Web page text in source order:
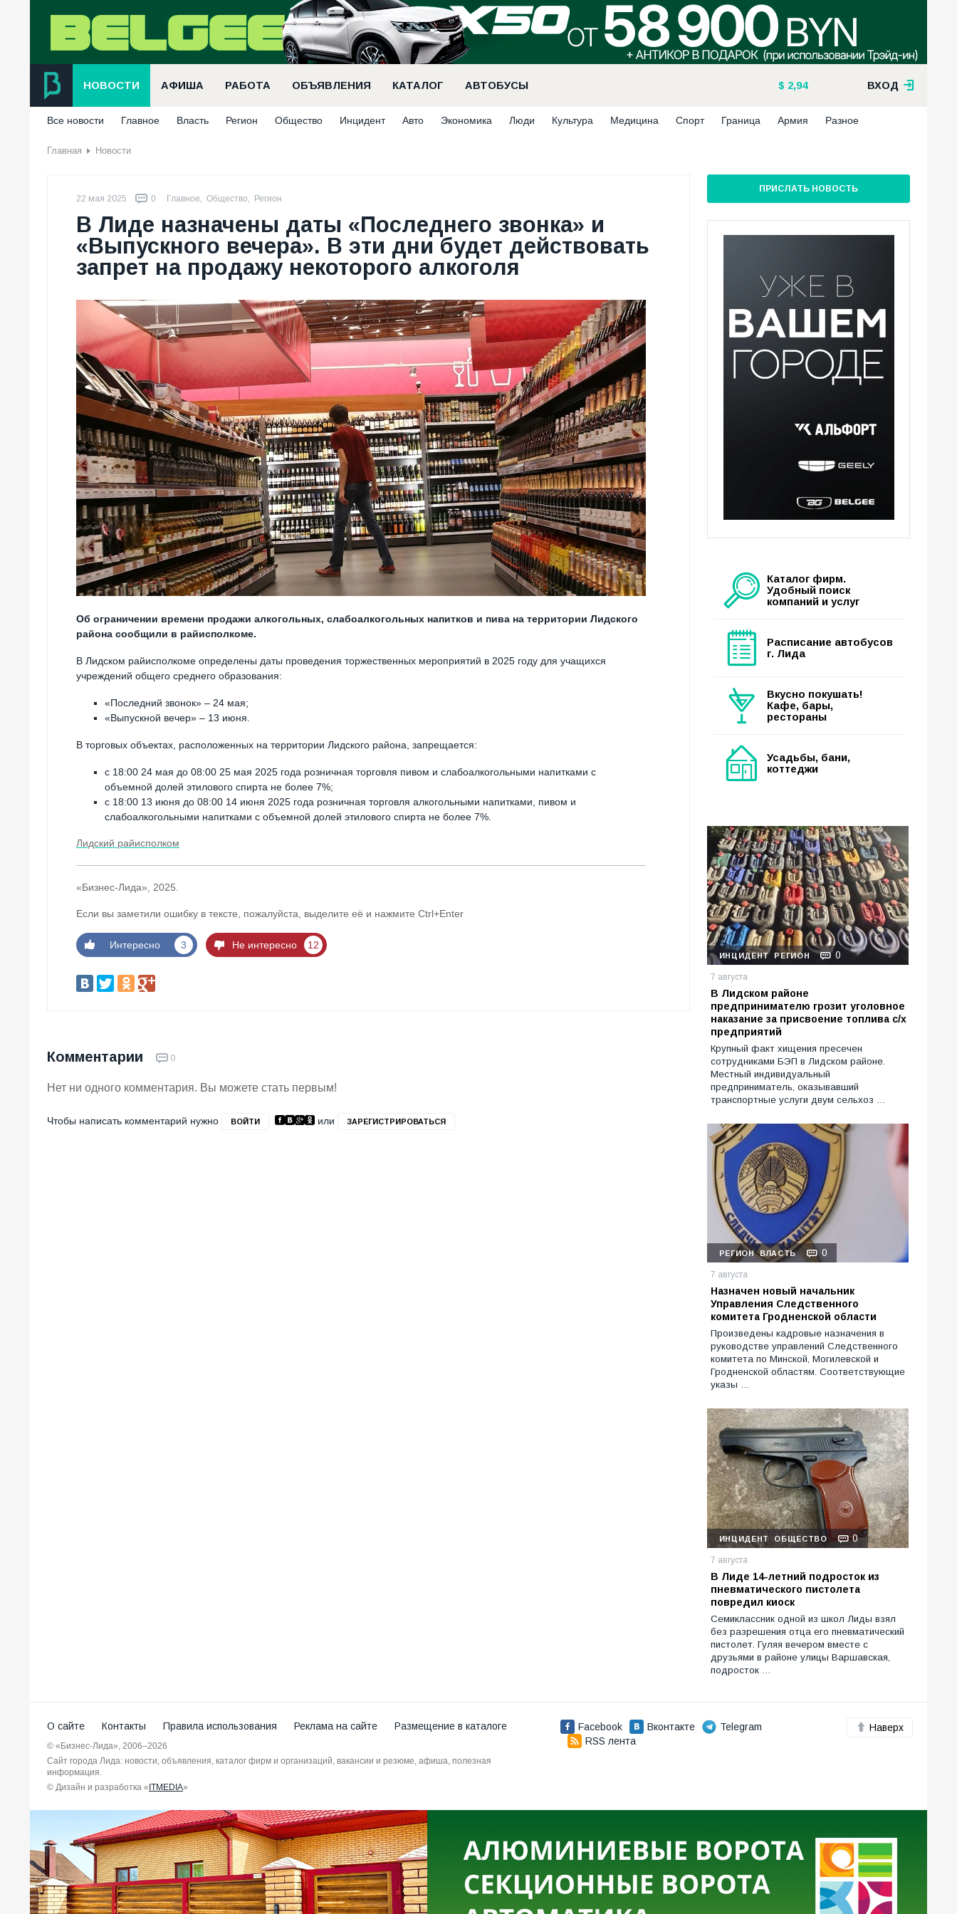
НОВОСТИ АФИША РАБОТА ОБЪЯВЛЕНИЯ КАТАЛОГ АВТОБУСЫ 2,94 ВХОД
Все новости Главное Власть Регион Общество Инцидент Авто Экономика Люди Культура Медицина Спорт Граница Армия Разное
Главная Новости
22 мая 2025 0 Главное, Общество, Регион
В Лиде назначены даты «Последнего звонка» и
«Выпускного вечера». В эти дни будет действовать
запрет на продажу некоторого алкоголя
Об ограничении времени продажи алкогольных, слабоалкогольных напитков и пива на территории Лидского
района сообщили в райисполкоме.
В Лидском райисполкоме определены даты проведения торжественных мероприятий в 2025 году для учащихся
учреждений общего среднего образования:
«Последний звонок» – 24 мая;
«Выпускной вечер» – 13 июня.
В торговых объектах, расположенных на территории Лидского района, запрещается:
с 18:00 24 мая до 08:00 25 мая 2025 года розничная торговля пивом и слабоалкогольными напитками с
объемной долей этилового спирта не более 7%;
с 18:00 13 июня до 08:00 14 июня 2025 года розничная торговля алкогольными напитками, пивом и
слабоалкогольными напитками с объемной долей этилового спирта не более 7%.
Лидский райисполком
«Бизнес-Лида», 2025.
Если вы заметили ошибку в тексте, пожалуйста, выделите её и нажмите Ctrl+Enter
Интересно 3 Не интересно 12
Комментарии 0
Нет ни одного комментария. Вы можете стать первым!
Чтобы написать комментарий нужно ВОЙТИ или ЗАРЕГИСТРИРОВАТЬСЯ
ПРИСЛАТЬ НОВОСТЬ
Каталог фирм.
Удобный поиск
компаний и услуг
Расписание автобусов
г. Лида
Вкусно покушать!
Кафе, бары,
рестораны
Усадьбы, бани,
коттеджи
ИНЦИДЕНТ РЕГИОН 0
7 августа
В Лидском районе
предпринимателю грозит уголовное
наказание за присвоение топлива с/х
предприятий
Крупный факт хищения пресечен
сотрудниками БЭП в Лидском районе.
Местный индивидуальный
предприниматель, оказывавший
транспортные услуги двум сельхоз …
РЕГИОН ВЛАСТЬ 0
7 августа
Назначен новый начальник
Управления Следственного
комитета Гродненской области
Произведены кадровые назначения в
руководстве управлений Следственного
комитета по Минской, Могилевской и
Гродненской областям. Соответствующие
указы …
ИНЦИДЕНТ ОБЩЕСТВО 0
7 августа
В Лиде 14-летний подросток из
пневматического пистолета
повредил киоск
Семиклассник одной из школ Лиды взял
без разрешения отца его пневматический
пистолет. Гуляя вечером вместе с
друзьями в районе улицы Варшавская,
подросток …
О сайте Контакты Правила использования Реклама на сайте Размещение в каталоге
© «Бизнес-Лида», 2006–2026
Сайт города Лида: новости, объявления, каталог фирм и организаций, вакансии и резюме, афиша, полезная
информация.
© Дизайн и разработка «ITMEDIA»
Facebook Вконтакте
Telegram
RSS лента
Наверх